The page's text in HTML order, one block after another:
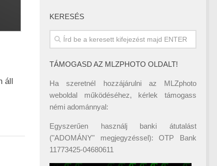
áll
KERESÉS
TÁMOGASD AZ MLZPHOTO OLDALT!
Ha szeretnél hozzájárulni az MLZphoto
weboldal működéséhez, kérlek támogass
némi adománnyal:
Egyszerűen használj banki átutalást
("ADOMÁNY" megjegyzéssel): OTP Bank
11773425-04680611